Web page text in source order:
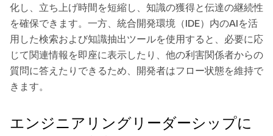
化し、立ち上げ時間を短縮し、知識の獲得と伝達の継続性
を確保できます。一方、統合開発環境（IDE）内のAIを活
用した検索および知識抽出ツールを使用すると、必要に応
じて関連情報を即座に表示したり、他の利害関係者からの
質問に答えたりできるため、開発者はフロー状態を維持で
きます。
エンジニアリングリーダーシップに